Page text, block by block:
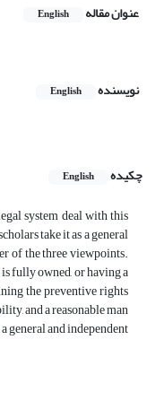
عنوان مقاله English
نویسنده English
چکیده
English
system deal with this
take it as a general
of the three viewpoints.
fully owned, or having a
the preventive rights
and a reasonable man
general and independent